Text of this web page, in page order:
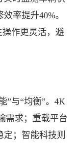
率提升40%。
作更灵活，避
”与“均衡”。4K
需求；重载平台
；智能科技则